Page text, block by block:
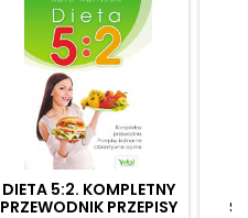
DIETA 5:2. KOMPLETNY
PRZEWODNIK PRZEPISY